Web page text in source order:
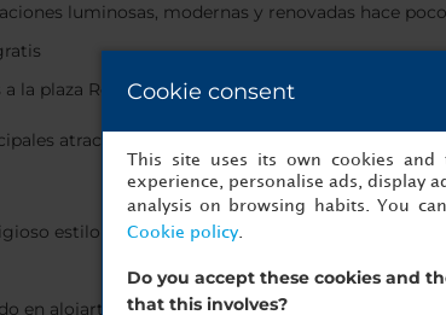
luminosas, modernas y renovadas hace poco
a la plaza Rembrandt desde las habitaciones de la
atractivos del hotel es su ubicación,
estilo art déco.
en alojarte en nuestro hotel durante el fin de
Cookie consent
This site uses its own cookies
experience, personalise ads, display
analysis on browsing habits. You
Cookie policy.
Do you accept these cookies and
that this involves?